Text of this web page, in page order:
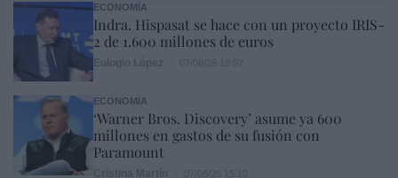
ECONOMÍA
Indra. Hispasat se hace con un proyecto IRIS-
2 de 1.600 millones de euros
ECONOMÍA
‘Warner Bros. Discovery’ asume ya 600
millones en gastos de su fusión con
Paramount